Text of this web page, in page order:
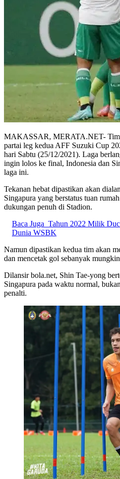
MAKASSAR, MERATA.NET-
partai leg kedua AFF Suzuki Cup
hari Sabtu (25/12/2021). Laga
ingin lolos ke final, Indonesia dan
laga ini.
Tekanan hebat dipastikan akan
Singapura yang berstatus tuan
dukungan penuh di Stadion.
Baca Juga Tahun 2022 Milik
Dunia WSBK
Namun dipastikan kedua tim akan
dan mencetak gol sebanyak
Dilansir bola.net, Shin Tae-yong
Singapura pada waktu normal,
penalti.